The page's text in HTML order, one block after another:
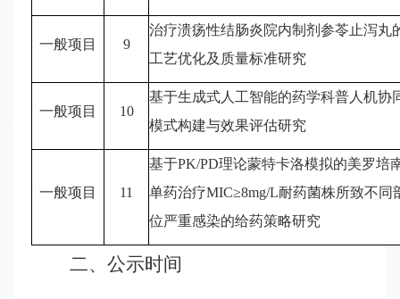
一般项目 9
治疗溃疡性结肠炎院内制剂参苓止泻丸
工艺优化及质量标准研究
一般项目 10
基于生成式人工智能的药学科普人机协
模式构建与效果评估研究
一般项目 11
基于PK/PD理论蒙特卡洛模拟的美罗培
单药治疗MIC≥8mg/L耐药菌株所致不同
位严重感染的给药策略研究
二、公示时间